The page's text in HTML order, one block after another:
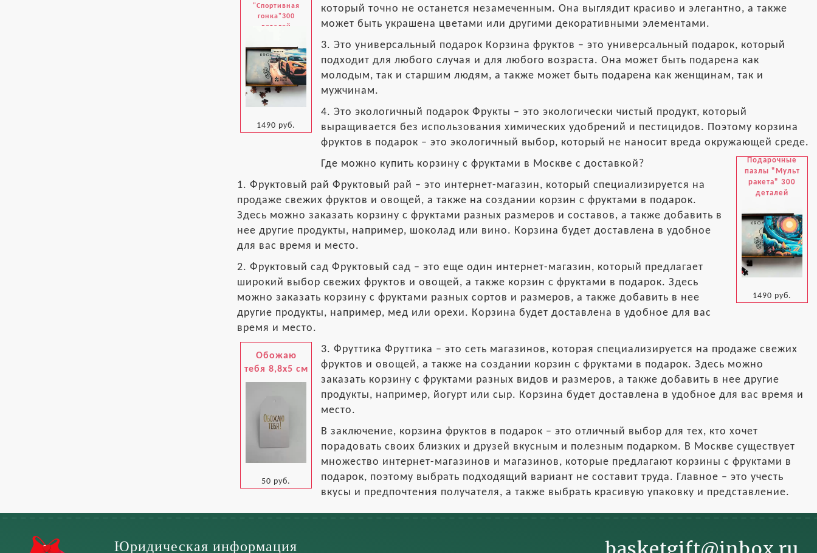
"Спортивная
гонка"300
деталей
1490 руб.
который точно не останется незамеченным. Она выглядит красиво и элегантно, а также
может быть украшена цветами или другими декоративными элементами.
3. Это универсальный подарок Корзина фруктов – это универсальный подарок, который
подходит для любого случая и для любого возраста. Она может быть подарена как
молодым, так и старшим людям, а также может быть подарена как женщинам, так и
мужчинам.
4. Это экологичный подарок Фрукты – это экологически чистый продукт, который
выращивается без использования химических удобрений и пестицидов. Поэтому корзина
фруктов в подарок – это экологичный выбор, который не наносит вреда окружающей среде.
Подарочные
пазлы "Мульт
ракета" 300
деталей
1490 руб.
Где можно купить корзину с фруктами в Москве с доставкой?
1. Фруктовый рай Фруктовый рай – это интернет-магазин, который специализируется на
продаже свежих фруктов и овощей, а также на создании корзин с фруктами в подарок.
Здесь можно заказать корзину с фруктами разных размеров и составов, а также добавить в
нее другие продукты, например, шоколад или вино. Корзина будет доставлена в удобное
для вас время и место.
2. Фруктовый сад Фруктовый сад – это еще один интернет-магазин, который предлагает
широкий выбор свежих фруктов и овощей, а также корзин с фруктами в подарок. Здесь
можно заказать корзину с фруктами разных сортов и размеров, а также добавить в нее
другие продукты, например, мед или орехи. Корзина будет доставлена в удобное для вас
время и место.
Обожаю
тебя 8,8x5 см
50 руб.
3. Фруттика Фруттика – это сеть магазинов, которая специализируется на продаже свежих
фруктов и овощей, а также на создании корзин с фруктами в подарок. Здесь можно
заказать корзину с фруктами разных видов и размеров, а также добавить в нее другие
продукты, например, йогурт или сыр. Корзина будет доставлена в удобное для вас время и
место.
В заключение, корзина фруктов в подарок – это отличный выбор для тех, кто хочет
порадовать своих близких и друзей вкусным и полезным подарком. В Москве существует
множество интернет-магазинов и магазинов, которые предлагают корзины с фруктами в
подарок, поэтому выбрать подходящий вариант не составит труда. Главное – это учесть
вкусы и предпочтения получателя, а также выбрать красивую упаковку и представление.
Юридическая информация